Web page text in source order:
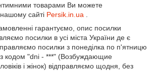
товарами Ви можете
сайті Persik.in.ua
гарантуємо, опис посилки
посилки в усі міста України де є
посилки з понеділка по п'ятницю
кодом "dni - ***" (Возбуждающие
і жінок) відправляємо щодня, без